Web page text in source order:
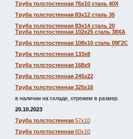
Труба толстостенная 76х10 сталь 40Х
Труба толстостенная 83х12 сталь 35
Труба толстостенная 83х14 сталь 20
Труба толстостенная 102х25 сталь 38ХА
Труба толстостенная 108х10 сталь 09Г2С
Труба толстостенная 133х8
Труба толстостенная 168х9
Труба толстостенная 245х22
Труба толстостенная 325х16
в наличии на складе, отрежем в размер.
20.10.2023
Труба толстостенная 57х10
Труба толстостенная 60х10